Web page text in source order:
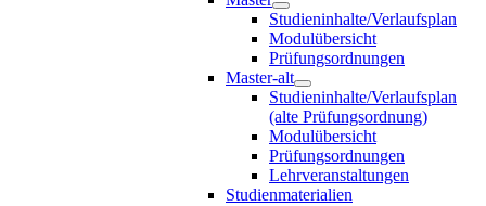
Studieninhalte/Verlaufsplan
Modulübersicht
Prüfungsordnungen
Master-alt
Studieninhalte/Verlaufsplan
(alte Prüfungsordnung)
Modulübersicht
Prüfungsordnungen
Lehrveranstaltungen
Studienmaterialien